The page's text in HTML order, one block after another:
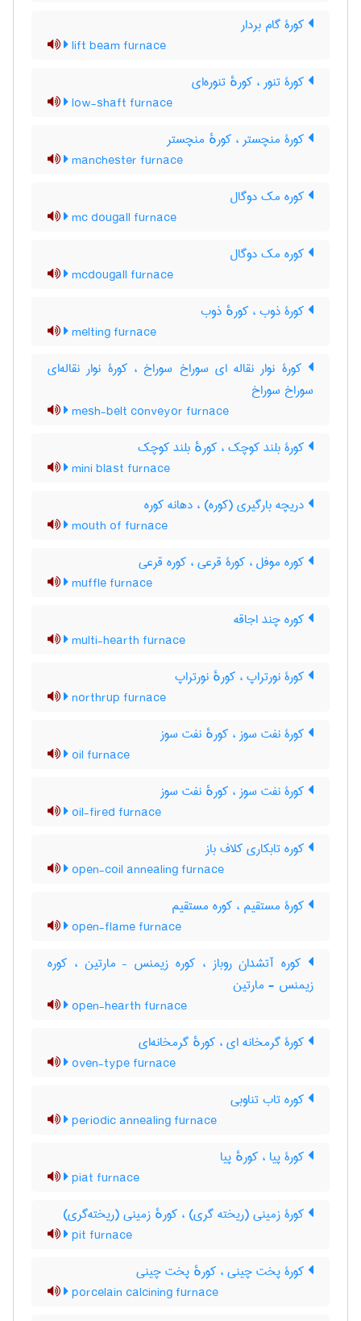
کورۀ گام بردار
lift beam furnace
کورۀ تنور ، کورهٔ تنوره‌ای
low-shaft furnace
کورۀ منچستر ، کورهٔ منچستر
manchester furnace
کوره مک دوگال
mc dougall furnace
کوره مک دوگال
mcdougall furnace
کورۀ ذوب ، کورهٔ ذوب
melting furnace
کورۀ نوار نقاله ای سوراخ سوراخ ، کورۀ نوار نقاله‌ای
سوراخ سوراخ
mesh-belt conveyor furnace
کورۀ بلند کوچک ، کورهٔ بلند کوچک
mini blast furnace
دریچه بارگیری (کوره) ، دهانه کوره
mouth of furnace
کوره موفل ، کورۀ قرعی ، کوره قرعی
muffle furnace
کوره چند اجاقه
multi-hearth furnace
کورۀ نورتراپ ، کورهٔ نورتراپ
northrup furnace
کورۀ نفت سوز ، کورهٔ نفت سوز
oil furnace
کورۀ نفت سوز ، کورهٔ نفت سوز
oil-fired furnace
کوره تابکاری کلاف باز
open-coil annealing furnace
کورۀ مستقیم ، کوره مستقیم
open-flame furnace
کوره آتشدان روباز ، کوره زیمنس – مارتین ، کوره
زیمنس - مارتین
open-hearth furnace
کورۀ گرمخانه ای ، کورهٔ گرمخانه‌ای
oven-type furnace
کوره تاب تناوبی
periodic annealing furnace
کورۀ پیا ، کورهٔ پیا
piat furnace
کورۀ زمینی (ریخته گری) ، کورهٔ زمینی (ریخته‌گری)
pit furnace
کورۀ پخت چینی ، کورهٔ پخت چینی
porcelain calcining furnace